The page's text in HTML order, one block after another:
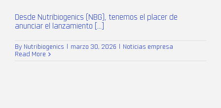
Desde Nutribiogenics (NBG), tenemos el placer de
anunciar el lanzamiento [...]
By Nutribiogenics marzo 30, 2026
Noticias empresa
Read More